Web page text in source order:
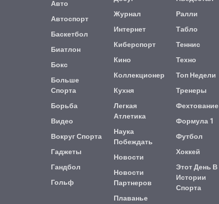
Авто
Автоспорт
Баскетбол
Биатлон
Бокс
Больше
Спорта
Борьба
Видео
Вокруг Спорта
Гаджеты
Гандбол
Гольф
Журнал
Интернет
Киберспорт
Кино
Коллекционер
Кухня
Легкая
Атлетика
Наука
Побеждать
Новости
Новости
Партнеров
Плаванье
Ралли
Табло
Теннис
Техно
Топ Недели
Тренеры
Фехтование
Формула 1
Футбол
Хоккей
Этот День В
Истории
Спорта